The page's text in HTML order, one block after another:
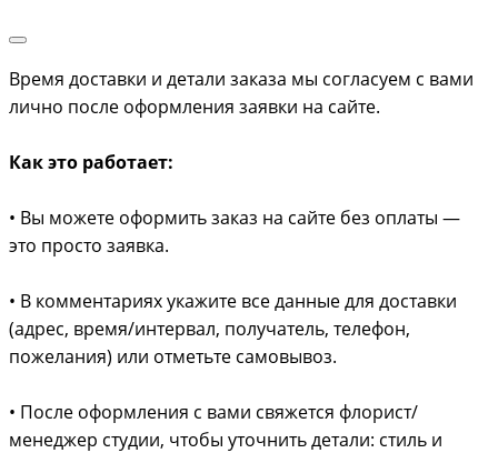
Время доставки и детали заказа мы согласуем с вами
лично после оформления заявки на сайте.
Как это работает:
• Вы можете оформить заказ на сайте без оплаты —
это просто заявка.
• В комментариях укажите все данные для доставки
(адрес, время/интервал, получатель, телефон,
пожелания) или отметьте самовывоз.
• После оформления с вами свяжется флорист/
менеджер студии, чтобы уточнить детали: стиль и